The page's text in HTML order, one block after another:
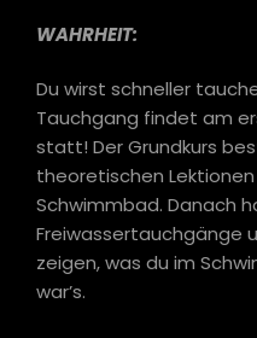
WAHRHEIT:
Du wirst schneller
Tauchgang findet am
statt! Der Grundkurs
theoretischen
Schwimmbad. Danach
Freiwassertauchgänge
zeigen, was du im
war’s.